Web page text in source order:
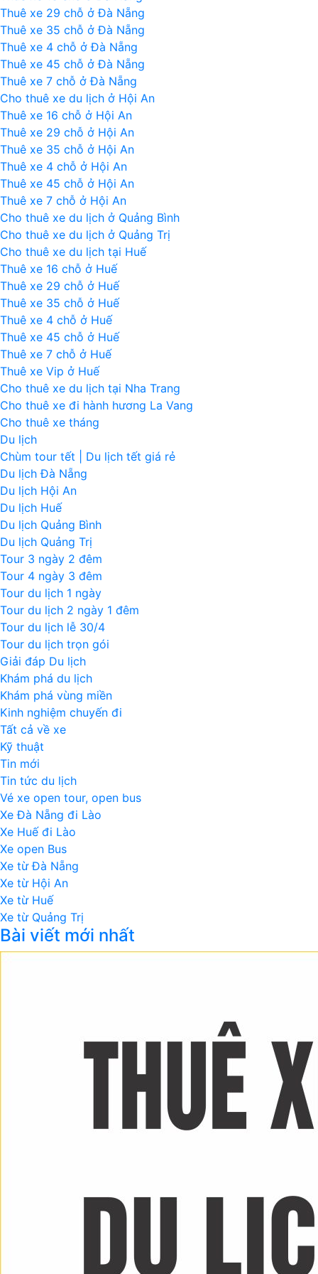
Thuê xe 29 chỗ ở Đà Nẵng
Thuê xe 35 chỗ ở Đà Nẵng
Thuê xe 4 chỗ ở Đà Nẵng
Thuê xe 45 chỗ ở Đà Nẵng
Thuê xe 7 chỗ ở Đà Nẵng
Cho thuê xe du lịch ở Hội An
Thuê xe 16 chỗ ở Hội An
Thuê xe 29 chỗ ở Hội An
Thuê xe 35 chỗ ở Hội An
Thuê xe 4 chỗ ở Hội An
Thuê xe 45 chỗ ở Hội An
Thuê xe 7 chỗ ở Hội An
Cho thuê xe du lịch ở Quảng Bình
Cho thuê xe du lịch ở Quảng Trị
Cho thuê xe du lịch tại Huế
Thuê xe 16 chỗ ở Huế
Thuê xe 29 chỗ ở Huế
Thuê xe 35 chỗ ở Huế
Thuê xe 4 chỗ ở Huế
Thuê xe 45 chỗ ở Huế
Thuê xe 7 chỗ ở Huế
Thuê xe Vip ở Huế
Cho thuê xe du lịch tại Nha Trang
Cho thuê xe đi hành hương La Vang
Cho thuê xe tháng
Du lịch
Chùm tour tết | Du lịch tết giá rẻ
Du lịch Đà Nẵng
Du lịch Hội An
Du lịch Huế
Du lịch Quảng Bình
Du lịch Quảng Trị
Tour 3 ngày 2 đêm
Tour 4 ngày 3 đêm
Tour du lịch 1 ngày
Tour du lịch 2 ngày 1 đêm
Tour du lịch lễ 30/4
Tour du lịch trọn gói
Giải đáp Du lịch
Khám phá du lịch
Khám phá vùng miền
Kinh nghiệm chuyến đi
Tất cả về xe
Kỹ thuật
Tin mới
Tin tức du lịch
Vé xe open tour, open bus
Xe Đà Nẵng đi Lào
Xe Huế đi Lào
Xe open Bus
Xe từ Đà Nẵng
Xe từ Hội An
Xe từ Huế
Xe từ Quảng Trị
Bài viết mới nhất